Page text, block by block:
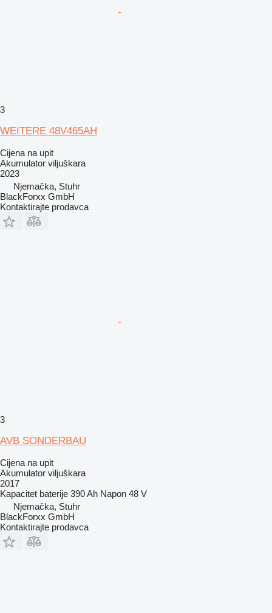
3
WEITERE 48V465AH
Cijena na upit
Akumulator viljuškara
2023
Njemačka, Stuhr
BlackForxx GmbH
Kontaktirajte prodavca
3
AVB SONDERBAU
Cijena na upit
Akumulator viljuškara
2017
Kapacitet baterije 390 Ah Napon 48 V
Njemačka, Stuhr
BlackForxx GmbH
Kontaktirajte prodavca